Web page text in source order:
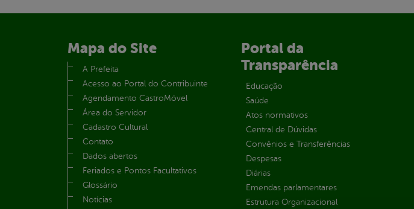
Mapa do Site
A Prefeita
Acesso ao Portal do Contribuinte
Agendamento CastroMóvel
Área do Servidor
Cadastro Cultural
Contato
Dados abertos
Feriados e Pontos Facultativos
Glossário
Notícias
Portal da
Transparência
Educação
Saúde
Atos normativos
Central de Dúvidas
Convênios e Transferências
Despesas
Diárias
Emendas parlamentares
Estrutura Organizacional